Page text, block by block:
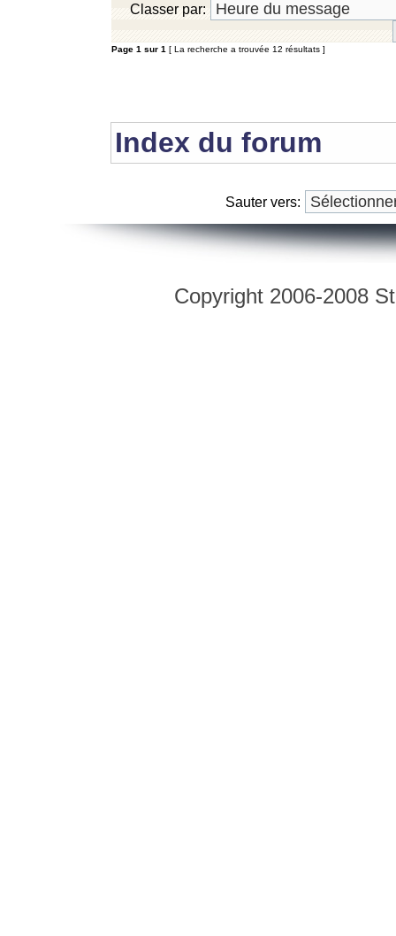
Classer par:
Page 1 sur 1 [ La recherche a trouvée 12 résultats ]
Index du forum
Sauter vers:
Copyright 2006-2008